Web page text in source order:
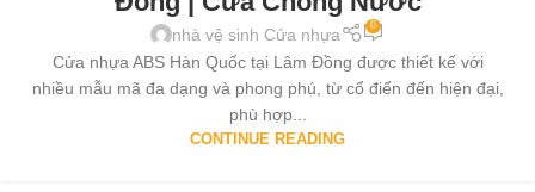
nhà vệ sinh Cửa nhựa 0
Cửa nhựa ABS Hàn Quốc tại Lâm Đồng được thiết kế với
nhiều mẫu mã đa dạng và phong phú, từ cổ điển đến hiện đại,
phù hợp...
CONTINUE READING